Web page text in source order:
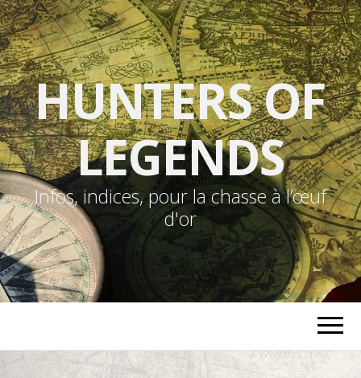
HUNTERS OF
LEGENDS
Infos, indices, pour la chasse à l’œuf
d'or